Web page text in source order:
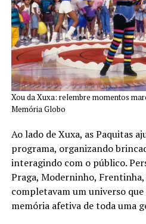
Xou da Xuxa: relembre momentos
Memória Globo
Ao lado de Xuxa, as Paquitas
programa, organizando
interagindo com o público.
Praga, Moderninho,
completavam um universo
memória afetiva de toda uma